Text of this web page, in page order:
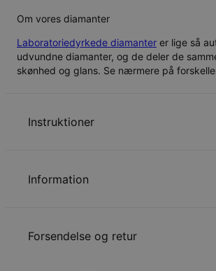
Om vores diamanter
Laboratoriedyrkede diamanter er lige så
udvundne diamanter, og de deler de
skønhed og glans. Se nærmere på
Instruktioner
Du er velkommen til at
Information
Udmålinger
Forsendelse og retur